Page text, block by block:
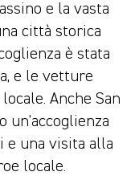
e la vasta
città storica
è stata
e le vetture
Anche San
un’accoglienza
e una visita alla
locale.